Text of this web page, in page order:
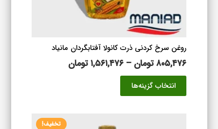
روغن سرخ کردنی ذرت کانولا آفتابگردان مانیاد
۸۰۵,۴۷۶تومان – ۱,۵۶۱,۴۷۶تومان
انتخاب گزینه‌ها
مختلفی
تخفیف!